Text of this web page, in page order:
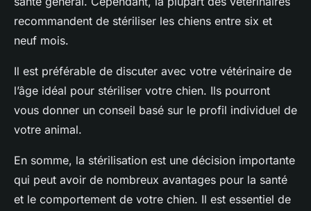
recommandent de stériliser les chiens entre six et
neuf mois.
Il est préférable de discuter avec votre vétérinaire de
l’âge idéal pour stériliser votre chien. Ils pourront
vous donner un conseil basé sur le profil individuel de
votre animal.
En somme, la stérilisation est une décision importante
qui peut avoir de nombreux avantages pour la santé
et le comportement de votre chien. Il est essentiel de